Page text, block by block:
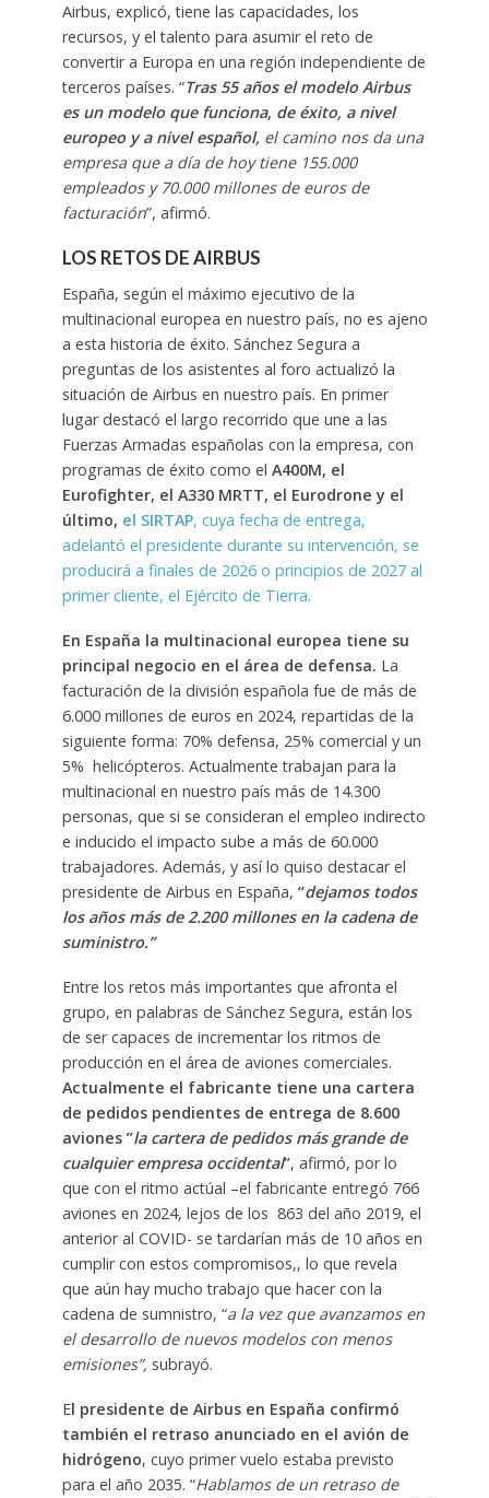
Airbus, explicó, tiene las capacidades, los
recursos, y el talento para asumir el reto de
convertir a Europa en una región independiente de
terceros países. “Tras 55 años el modelo Airbus
es un modelo que funciona, de éxito, a nivel
europeo y a nivel español,el camino nos da una
empresa que a día de hoy tiene 155.000
empleados y 70.000 millones de euros de
facturación”, afirmó.
LOS RETOS DE AIRBUS
España, según el máximo ejecutivo de la
multinacional europea en nuestro país, no es ajeno
a esta historia de éxito. Sánchez Segura a
preguntas de los asistentes al foro actualizó la
situación de Airbus en nuestro país. En primer
lugar destacó el largo recorrido que une a las
Fuerzas Armadas españolas con la empresa, con
programas de éxito como el A400M, el
Eurofighter, el A330 MRTT, el Eurodrone y el
último, el SIRTAP, cuya fecha de entrega,
adelantó el presidente durante su intervención, se
producirá a finales de 2026 o principios de 2027 al
primer cliente, el Ejército de Tierra.
En España la multinacional europea tiene su
principal negocio en el área de defensa. La
facturación de la división española fue de más de
6.000 millones de euros en 2024, repartidas de la
siguiente forma: 70% defensa, 25% comercial y un
5% helicópteros. Actualmente trabajan para la
multinacional en nuestro país más de 14.300
personas, que si se consideran el empleo indirecto
e inducido el impacto sube a más de 60.000
trabajadores. Además, y así lo quiso destacar el
presidente de Airbus en España, “dejamos todos
los años más de 2.200 millones en la cadena de
suministro.”
Entre los retos más importantes que afronta el
grupo, en palabras de Sánchez Segura, están los
de ser capaces de incrementar los ritmos de
producción en el área de aviones comerciales.
Actualmente el fabricante tiene una cartera
de pedidos pendientes de entrega de 8.600
aviones ”la cartera de pedidos más grande de
cualquier empresa occidental”, afirmó, por lo
que con el ritmo actúal –el fabricante entregó 766
aviones en 2024, lejos de los 863 del año 2019, el
anterior al COVID- se tardarían más de 10 años en
cumplir con estos compromisos,, lo que revela
que aún hay mucho trabajo que hacer con la
cadena de sumnistro, “a la vez que avanzamos en
el desarrollo de nuevos modelos con menos
emisiones”, subrayó.
El presidente de Airbus en España confirmó
también el retraso anunciado en el avión de
hidrógeno, cuyo primer vuelo estaba previsto
para el año 2035. “Hablamos de un retraso de